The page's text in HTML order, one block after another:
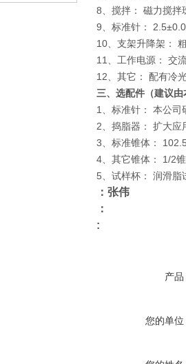
8、搅拌： 磁力搅拌
9、标准针：
10、支架升降架：
11、工作电源： 交
12、其它： 配有冷
三、选配件（建议
1、标准针： 本公司
2、捣脂器： 扩大应
3、标准锥体：
4、其它锥体： 1/2
5、试样杯： 润滑脂
：张伟
：
:
产品
您的单位